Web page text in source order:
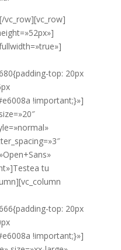
vc_row][vc_row]
top: 20px
!important;}»]
tu
top: 20px
!important;}»]